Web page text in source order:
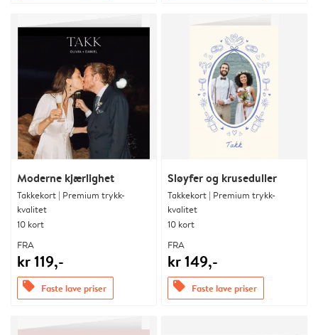
Moderne kjærlighet
Takkekort | Premium trykk-
kvalitet
10 kort
FRA
kr 119,-
offers Faste lave priser
Sløyfer og kruseduller
Takkekort | Premium trykk-
kvalitet
10 kort
FRA
kr 149,-
offers Faste lave priser